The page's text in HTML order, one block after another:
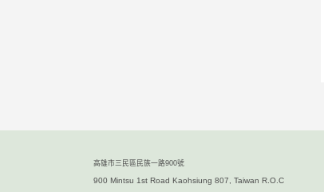
高雄市三民區民族一路900號
900 Mintsu 1st Road Kaohsiung 807, Taiwan R.O.C